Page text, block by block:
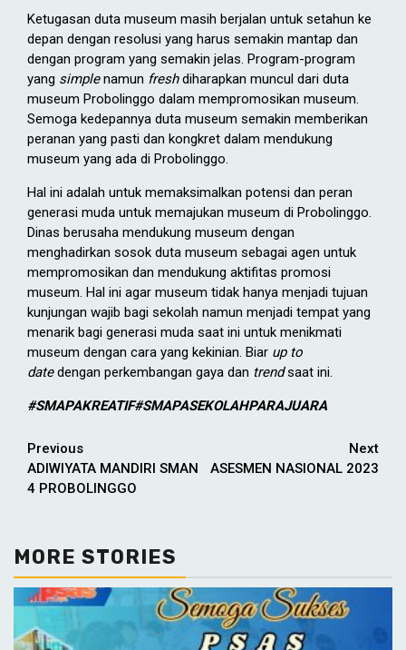
Ketugasan duta museum masih berjalan untuk setahun ke
depan dengan resolusi yang harus semakin mantap dan
dengan program yang semakin jelas. Program-program
yang simplenamun freshdiharapkan muncul dari duta
museum Probolinggo dalam mempromosikan museum.
Semoga kedepannya duta museum semakin memberikan
peranan yang pasti dan kongkret dalam mendukung
museum yang ada di Probolinggo.
Hal ini adalah untuk memaksimalkan potensi dan peran
generasi muda untuk memajukan museum di Probolinggo.
Dinas berusaha mendukung museum dengan
menghadirkan sosok duta museum sebagai agen untuk
mempromosikan dan mendukung aktifitas promosi
museum. Hal ini agar museum tidak hanya menjadi tujuan
kunjungan wajib bagi sekolah namun menjadi tempat yang
menarik bagi generasi muda saat ini untuk menikmati
museum dengan cara yang kekinian. Biar up to
datedengan perkembangan gaya dan trendsaat ini.
#SMAPAKREATIF#SMAPASEKOLAHPARAJUARA
Continue
Reading
Previous
ADIWIYATA MANDIRI SMAN
4 PROBOLINGGO
Next
ASESMEN NASIONAL 2023
MORE STORIES